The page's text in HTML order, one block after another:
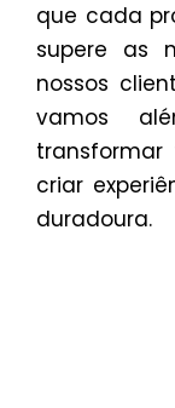
que cada
supere as
nossos
vamos
criar
duradoura.